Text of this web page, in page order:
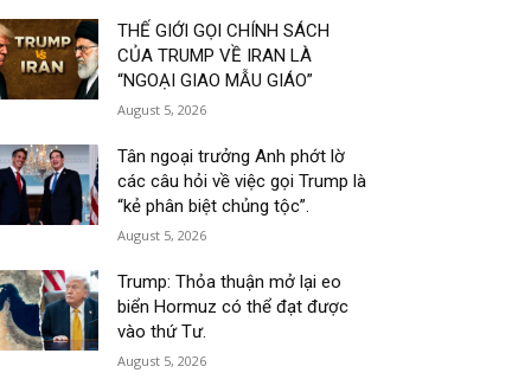
THẾ GIỚI GỌI CHÍNH SÁCH
CỦA TRUMP VỀ IRAN LÀ
“NGOẠI GIAO MẪU GIÁO”
August 5, 2026
Tân ngoại trưởng Anh phớt lờ
các câu hỏi về việc gọi Trump là
“kẻ phân biệt chủng tộc”.
August 5, 2026
Trump: Thỏa thuận mở lại eo
biển Hormuz có thể đạt được
vào thứ Tư.
August 5, 2026